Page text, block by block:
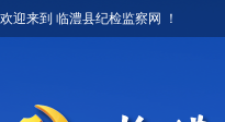
欢迎来到 临澧县纪检监察网 ！